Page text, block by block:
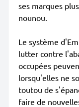
ses marques
nounou.
Le système
lutter contre
occupées
lorsqu'elles ne
toutou de
faire de